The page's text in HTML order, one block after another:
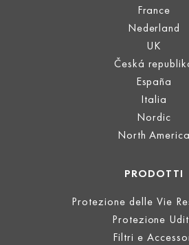
France
Nederland
UK
Česká
España
Italia
Nordic
North America
PRODOTTI
Protezione delle Vie
Protezione
Filtri e